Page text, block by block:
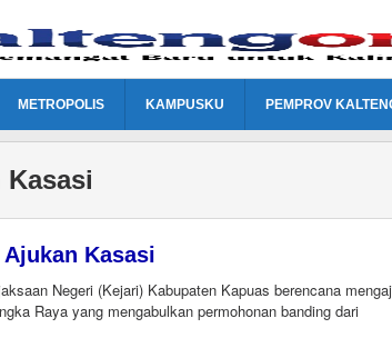
METROPOLIS KAMPUSKU PEMPROV
Kasasi
Negeri (Kejari) Kabupaten Kapuas berencana
Raya yang mengabulkan permohonan banding dari